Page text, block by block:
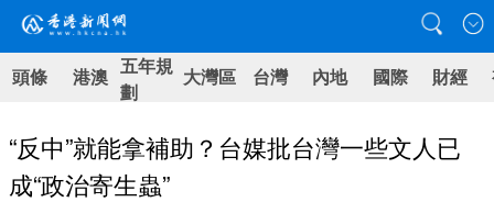
頭條 港澳 五年規
劃
大灣區 台灣 內地 國際 財經
“反中”就能拿補助？台媒批台灣一些文人已
成“政治寄生蟲”